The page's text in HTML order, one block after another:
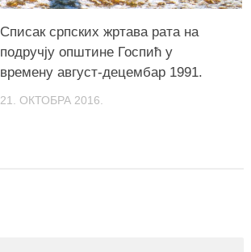
Списак српских жртава рата на
подручју општине Госпић у
времену август-децембар 1991.
21. ОКТОБРА 2016.